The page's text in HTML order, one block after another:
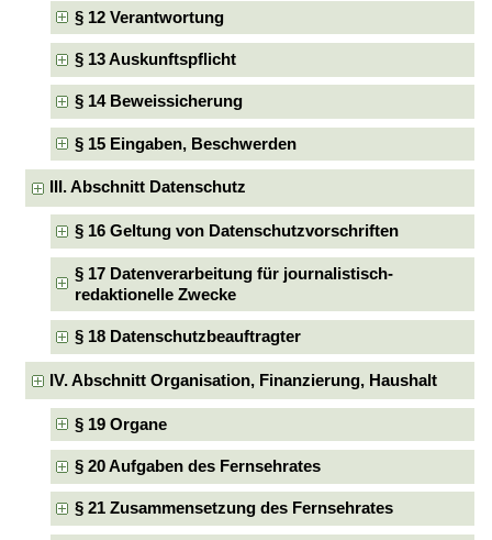
§ 12 Verantwortung
§ 13 Auskunftspflicht
§ 14 Beweissicherung
§ 15 Eingaben, Beschwerden
III. Abschnitt Datenschutz
§ 16 Geltung von Datenschutzvorschriften
§ 17 Datenverarbeitung für journalistisch-
redaktionelle Zwecke
§ 18 Datenschutzbeauftragter
IV. Abschnitt Organisation, Finanzierung, Haushalt
§ 19 Organe
§ 20 Aufgaben des Fernsehrates
§ 21 Zusammensetzung des Fernsehrates